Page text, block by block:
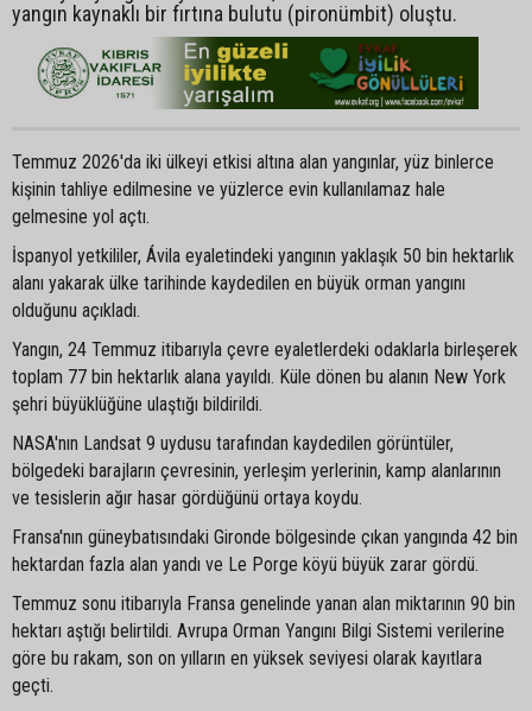
yangın kaynaklı bir fırtına bulutu (pironümbit) oluştu.
Temmuz 2026'da iki ülkeyi etkisi altına alan yangınlar, yüz binlerce
kişinin tahliye edilmesine ve yüzlerce evin kullanılamaz hale
gelmesine yol açtı.
İspanyol yetkililer, Ávila eyaletindeki yangının yaklaşık 50 bin hektarlık
alanı yakarak ülke tarihinde kaydedilen en büyük orman yangını
olduğunu açıkladı.
Yangın, 24 Temmuz itibarıyla çevre eyaletlerdeki odaklarla birleşerek
toplam 77 bin hektarlık alana yayıldı. Küle dönen bu alanın New York
şehri büyüklüğüne ulaştığı bildirildi.
NASA'nın Landsat 9 uydusu tarafından kaydedilen görüntüler,
bölgedeki barajların çevresinin, yerleşim yerlerinin, kamp alanlarının
ve tesislerin ağır hasar gördüğünü ortaya koydu.
Fransa'nın güneybatısındaki Gironde bölgesinde çıkan yangında 42 bin
hektardan fazla alan yandı ve Le Porge köyü büyük zarar gördü.
Temmuz sonu itibarıyla Fransa genelinde yanan alan miktarının 90 bin
hektarı aştığı belirtildi. Avrupa Orman Yangını Bilgi Sistemi verilerine
göre bu rakam, son on yılların en yüksek seviyesi olarak kayıtlara
geçti.